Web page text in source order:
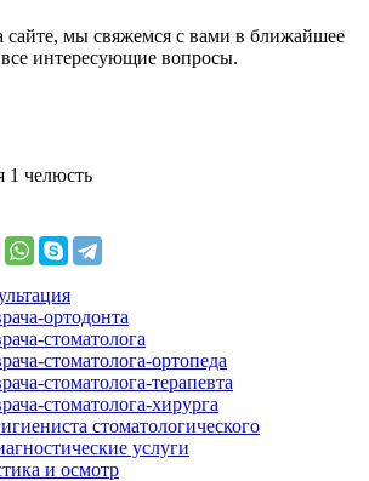
сайте, мы свяжемся с вами в ближайшее
интересующие вопросы.
1 челюсть
ортодонта
стоматолога
стоматолога-ортопеда
стоматолога-терапевта
стоматолога-хирурга
стоматологического
услуги
и осмотр